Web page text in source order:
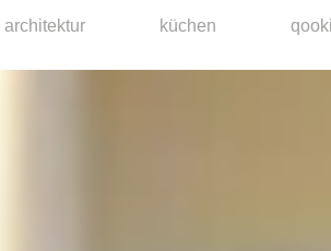
architektur küchen